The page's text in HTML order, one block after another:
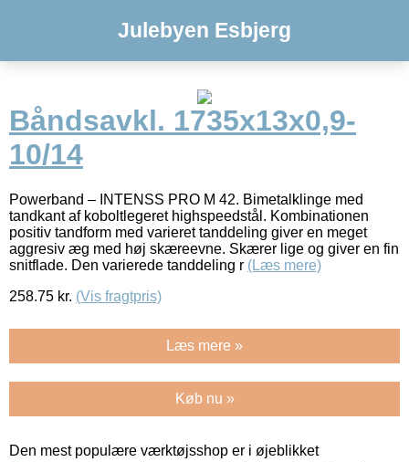
Julebyen Esbjerg
Båndsavkl. 1735x13x0,9-
10/14
Powerband – INTENSS PRO M 42. Bimetalklinge med
tandkant af koboltlegeret highspeedstål. Kombinationen
positiv tandform med varieret tanddeling giver en meget
aggresiv æg med høj skæreevne. Skærer lige og giver en fin
snitflade. Den varierede tanddeling r (Læs mere)
258.75 kr. (Vis fragtpris)
Læs mere »
Køb nu »
Den mest populære værktøjsshop er i øjeblikket